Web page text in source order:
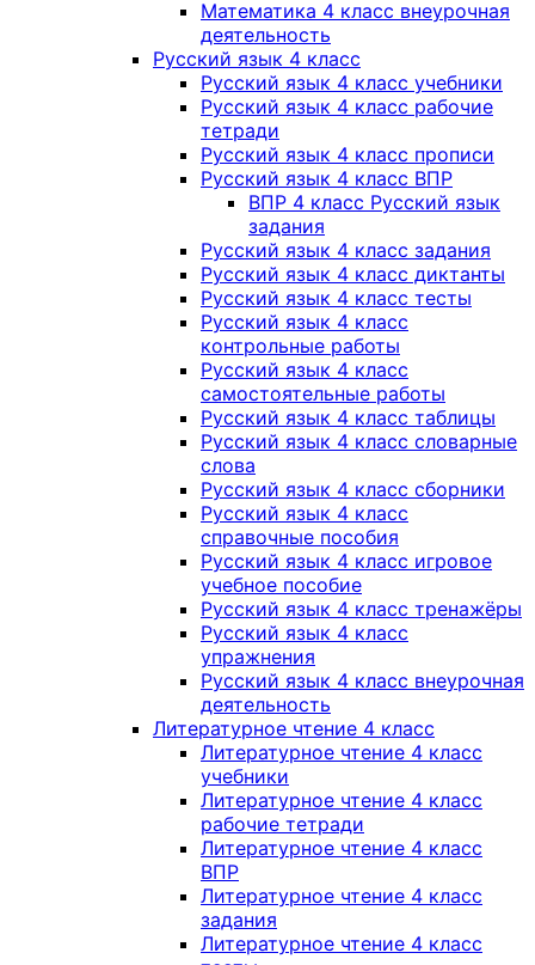
Математика 4 класс внеурочная
деятельность
Русский язык 4 класс
Русский язык 4 класс учебники
Русский язык 4 класс рабочие
тетради
Русский язык 4 класс прописи
Русский язык 4 класс ВПР
ВПР 4 класс Русский язык
задания
Русский язык 4 класс задания
Русский язык 4 класс диктанты
Русский язык 4 класс тесты
Русский язык 4 класс
контрольные работы
Русский язык 4 класс
самостоятельные работы
Русский язык 4 класс таблицы
Русский язык 4 класс словарные
слова
Русский язык 4 класс сборники
Русский язык 4 класс
справочные пособия
Русский язык 4 класс игровое
учебное пособие
Русский язык 4 класс тренажёры
Русский язык 4 класс
упражнения
Русский язык 4 класс внеурочная
деятельность
Литературное чтение 4 класс
Литературное чтение 4 класс
учебники
Литературное чтение 4 класс
рабочие тетради
Литературное чтение 4 класс
ВПР
Литературное чтение 4 класс
задания
Литературное чтение 4 класс